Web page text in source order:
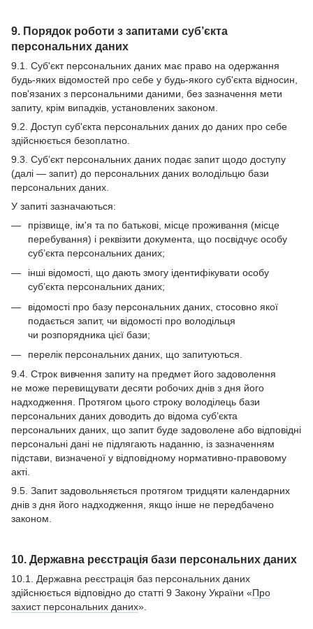
9. Порядок роботи з запитами суб’єкта
персональних даних
9.1. Суб'єкт персональних даних має право на одержання
будь-яких відомостей про себе у будь-якого суб'єкта відносин,
пов'язаних з персональними даними, без зазначення мети
запиту, крім випадків, установлених законом.
9.2. Доступ суб'єкта персональних даних до даних про себе
здійснюється безоплатно.
9.3. Суб’єкт персональних даних подає запит щодо доступу
(далі — запит) до персональних даних володільцю бази
персональних даних.
У запиті зазначаються:
прізвище, ім'я та по батькові, місце проживання (місце
перебування) і реквізити документа, що посвідчує особу
суб’єкта персональних даних;
інші відомості, що дають змогу ідентифікувати особу
суб’єкта персональних даних;
відомості про базу персональних даних, стосовно якої
подається запит, чи відомості про володільця
чи розпорядника цієї бази;
перелік персональних даних, що запитуються.
9.4. Строк вивчення запиту на предмет його задоволення
не може перевищувати десяти робочих днів з дня його
надходження. Протягом цього строку володілець бази
персональних даних доводить до відома суб’єкта
персональних даних, що запит буде задоволене або відповідні
персональні дані не підлягають наданню, із зазначенням
підстави, визначеної у відповідному нормативно-правовому
акті.
9.5. Запит задовольняється протягом тридцяти календарних
днів з дня його надходження, якщо інше не передбачено
законом.
10. Державна реєстрація бази персональних даних
10.1. Державна реєстрація баз персональних даних
здійснюється відповідно до статті 9 Закону України «Про
захист персональних даних».